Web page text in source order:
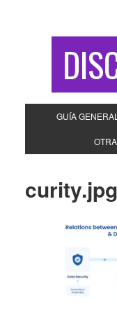
GUÍA GENERAL
curity.jpg